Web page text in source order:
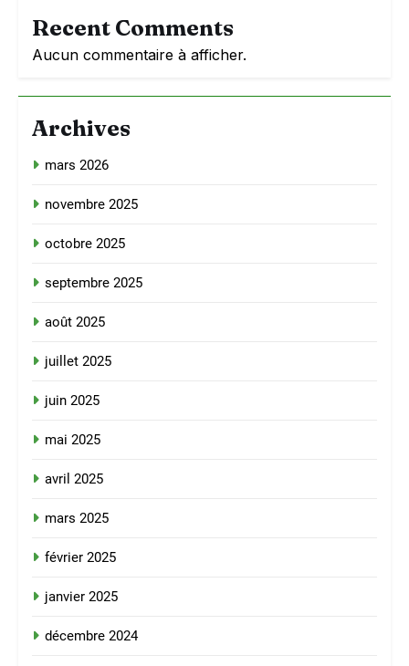
Recent Comments
Aucun commentaire à afficher.
Archives
mars 2026
novembre 2025
octobre 2025
septembre 2025
août 2025
juillet 2025
juin 2025
mai 2025
avril 2025
mars 2025
février 2025
janvier 2025
décembre 2024